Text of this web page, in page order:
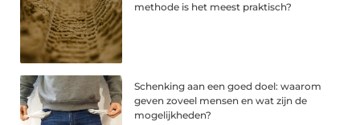
methode is het meest praktisch?
Schenking aan een goed doel: waarom
geven zoveel mensen en wat zijn de
mogelijkheden?